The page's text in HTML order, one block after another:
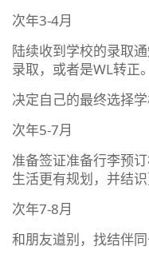
次年3-4月
陆续收到学校的录取
录取，或者是WL转正。
决定自己的最终选择学
次年5-7月
准备签证准备行李预
生活更有规划，并结识
次年7-8月
和朋友道别，找结伴同